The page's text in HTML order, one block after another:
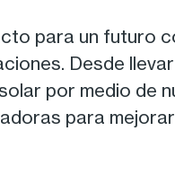
para un futuro
Desde
por medio de
para